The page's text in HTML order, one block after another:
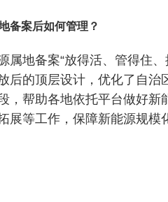
备案后如何管理？
属地备案“放得活、管得住
后的顶层设计，优化了自
，帮助各地依托平台做好
展等工作，保障新能源规